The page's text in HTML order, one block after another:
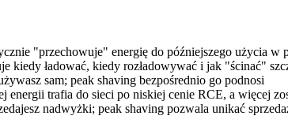
"przechowuje" energię do późniejszego użycia w
kiedy ładować, kiedy rozładowywać i jak "ścinać"
sam; peak shaving bezpośrednio go podnosi
trafia do sieci po niskiej cenie RCE, a więcej
nadwyżki; peak shaving pozwala unikać